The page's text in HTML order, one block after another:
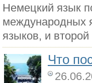
Немецкий язык
международных
языков, и
Что